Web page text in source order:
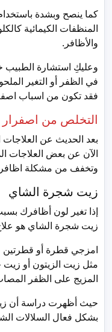
كما ينصح وبشدة
المنظفات الكيمائية
والأظافر.
وعليكِ استشارة الطبيب
في الظفر أو التغير
فقد تكون من اسباب
التخلص من اصفرار
بعد الحديث عن
الآن عن بعض العلاجات
وتخفف من مشكلة
زيت شجرة الشاي
إذا تغير لون أظافرك
زيت شجرة الشاي هو
امزجي قطرة أو
مثل زيت الزيتون أو زيت
المزيج على الظفر
حيث أظهرت دراسة أن
بشكل فعال السلالات